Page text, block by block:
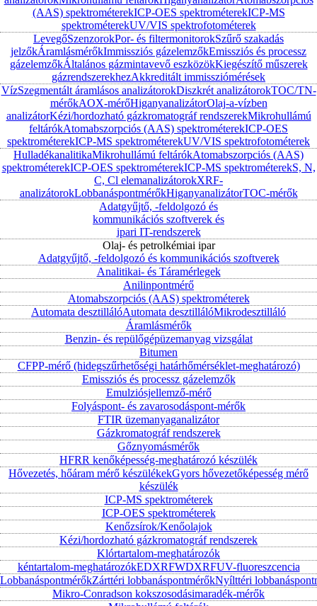
(AAS) spektrométerekICP-OES spektrométerekICP-MS
spektrométerekUV/VIS spektrofotométerek
LevegőSzenzorokPor- és filtermonitorokSzűrő szakadás
jelzőkÁramlásmérőkImmissziós gázelemzőkEmissziós és processz
gázelemzőkÁltalános gázmintavevő eszközökKiegészítő műszerek
gázrendszerekhezAkkreditált immissziómérések
VízSzegmentált áramlásos analizátorokDiszkrét analizátorokTOC/TN-
mérőkAOX-mérőHiganyanalizátorOlaj-a-vízben
analizátorKézi/hordozható gázkromatográf rendszerekMikrohullámú
feltárókAtomabszorpciós (AAS) spektrométerekICP-OES
spektrométerekICP-MS spektrométerekUV/VIS spektrofotométerek
HulladékanalitikaMikrohullámú feltárókAtomabszorpciós (AAS)
spektrométerekICP-OES spektrométerekICP-MS spektrométerekS, N,
C, Cl elemanalizátorokXRF-
analizátorokLobbanáspontmérőkHiganyanalizátorTOC-mérők
Adatgyűjtő, -feldolgozó és
kommunikációs szoftverek és
ipari IT-rendszerek
Olaj- és petrolkémiai ipar
Adatgyűjtő, -feldolgozó és kommunikációs szoftverek
Analitikai- és Táramérlegek
Anilinpontmérő
Atomabszorpciós (AAS) spektrométerek
Automata desztillálóAutomata desztillálóMikrodesztilláló
Áramlásmérők
Benzin- és repülőgépüzemanyag vizsgálat
Bitumen
CFPP-mérő (hidegszűrhetőségi határhőmérséklet-meghatározó)
Emissziós és processz gázelemzők
Emulziósjellemző-mérő
Folyáspont- és zavarosodáspont-mérők
FTIR üzemanyaganalizátor
Gázkromatográf rendszerek
Gőznyomásmérők
HFRR kenőképesség-meghatározó készülék
Hővezetés, hőáram mérő készülékekGyors hővezetőképesség mérő
készülék
ICP-MS spektrométerek
ICP-OES spektrométerek
Kenőzsírok/Kenőolajok
Kézi/hordozható gázkromatográf rendszerek
Klórtartalom-meghatározók
kéntartalom-meghatározókEDXRFWDXRFUV-fluoreszcencia
LobbanáspontmérőkZárttéri lobbanáspontmérőkNyílttéri
Mikro-Conradson kokszosodásimaradék-mérők